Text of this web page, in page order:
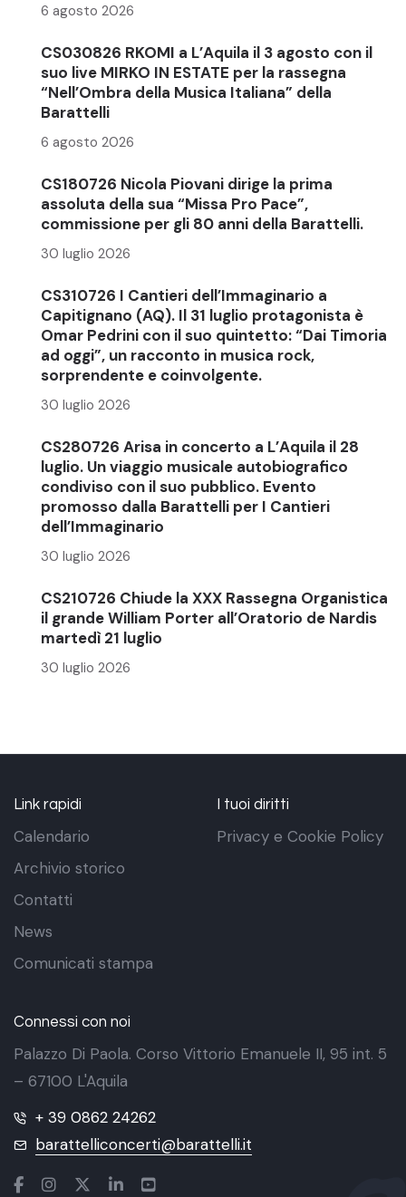
6 agosto 2026
CS030826 RKOMI a L’Aquila il 3 agosto con il
suo live MIRKO IN ESTATE per la rassegna
“Nell’Ombra della Musica Italiana” della
Barattelli
6 agosto 2026
CS180726 Nicola Piovani dirige la prima
assoluta della sua “Missa Pro Pace”,
commissione per gli 80 anni della Barattelli.
30 luglio 2026
CS310726 I Cantieri dell’Immaginario a
Capitignano (AQ). Il 31 luglio protagonista è
Omar Pedrini con il suo quintetto: “Dai Timoria
ad oggi”, un racconto in musica rock,
sorprendente e coinvolgente.
30 luglio 2026
CS280726 Arisa in concerto a L’Aquila il 28
luglio. Un viaggio musicale autobiografico
condiviso con il suo pubblico. Evento
promosso dalla Barattelli per I Cantieri
dell’Immaginario
30 luglio 2026
CS210726 Chiude la XXX Rassegna Organistica
il grande William Porter all’Oratorio de Nardis
martedì 21 luglio
30 luglio 2026
Link rapidi
Calendario
Archivio storico
Contatti
News
Comunicati stampa
I tuoi diritti
Privacy e Cookie Policy
Connessi con noi
Palazzo Di Paola. Corso Vittorio Emanuele II, 95 int. 5
– 67100 L'Aquila
+ 39 0862 24262
barattelliconcerti@barattelli.it